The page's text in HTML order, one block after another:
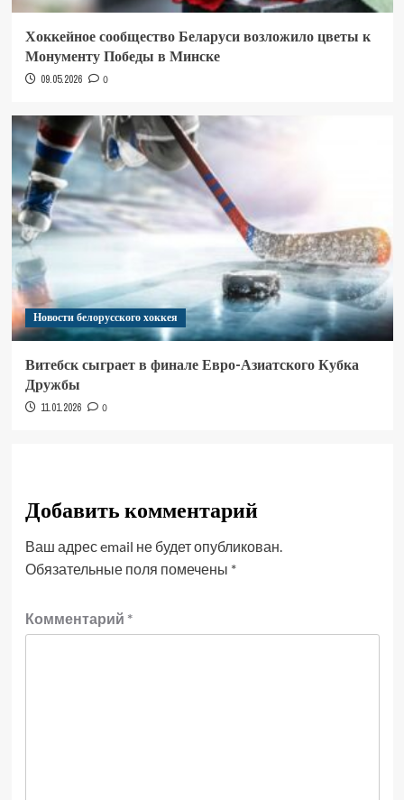
Хоккейное сообщество Беларуси возложило цветы к
Монументу Победы в Минске
09.05.2026 0
Новости белорусского хоккея
Витебск сыграет в финале Евро-Азиатского Кубка
Дружбы
11.01.2026 0
Добавить комментарий
Ваш адрес email не будет опубликован.
Обязательные поля помечены *
Комментарий *